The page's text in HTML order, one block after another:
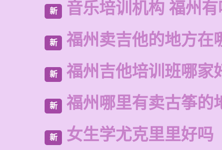
新 音乐培训机构 福州
新 福州卖吉他的地方在
新 福州吉他培训班哪家
新 福州哪里有卖古筝的
新 女生学尤克里里好吗